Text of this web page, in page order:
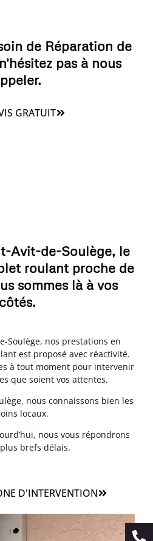
de Réparation de
pas à nous
GRATUIT
Avit-de-Soulège, le
roulant proche de
sommes là à vos
côtés.
Soulège, nos prestations en
est proposé avec réactivité.
à tout moment pour intervenir
que soient vos attentes.
nous connaissons bien les
locaux.
nous vous répondrons
brefs délais.
D'INTERVENTION